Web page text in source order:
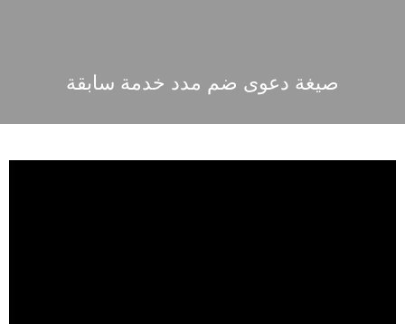
صيغة دعوى ضم مدد خدمة سابقة